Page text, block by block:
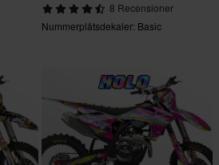
8 Recensioner
Nummerplåtsdekaler: Basic